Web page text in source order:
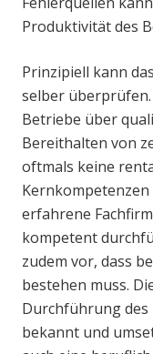
Produktivität des
Prinzipiell kann
selber
Betriebe über
Bereithalten von
oftmals keine
erfahrene
kompetent
zudem vor, dass
bestehen muss.
Durchführung des
bekannt und